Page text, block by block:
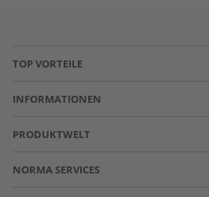
TOP VORTEILE
INFORMATIONEN
PRODUKTWELT
NORMA SERVICES